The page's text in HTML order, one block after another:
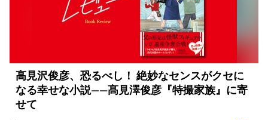
高見沢俊彦、恐るべし！ 絶妙なセンスがクセに
なる幸せな小説――髙見澤俊彦『特撮家族』に寄
せて